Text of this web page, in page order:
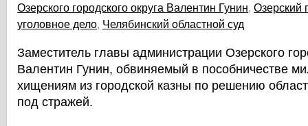
Озерского городского округа Валентин Гунин, Озерский
уголовное дело, Челябинский областной суд
Заместитель главы администрации Озерского
Валентин Гунин, обвиняемый в пособничестве
хищениям из городской казны по решению
под стражей.